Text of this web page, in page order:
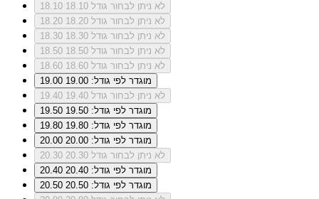
18.10
לא ניתן לבחור גודל 18.10
18.20
לא ניתן לבחור גודל 18.20
18.30
לא ניתן לבחור גודל 18.30
18.50
לא ניתן לבחור גודל 18.50
18.60
לא ניתן לבחור גודל 18.60
19.00
מוגדר לפי גודל: 19.00
19.40
לא ניתן לבחור גודל 19.40
19.50
מוגדר לפי גודל: 19.50
19.80
מוגדר לפי גודל: 19.80
20.00
מוגדר לפי גודל: 20.00
20.30
לא ניתן לבחור גודל 20.30
20.40
מוגדר לפי גודל: 20.40
20.50
מוגדר לפי גודל: 20.50